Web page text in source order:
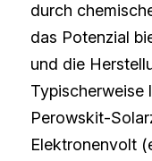
durch
das Potenzial
und die
Typischerweise
Perowskit-
Elektronenvolt